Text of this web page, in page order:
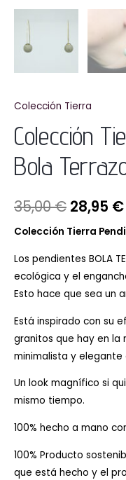
Colección Tierra
Colección
Bola
35,00€ 28,95 €
Colección Tierra
Los pendientes BOLA
ecológica y el
Esto hace que sea un
Está inspirado con su
granitos que hay en la
minimalista y elegante
Un look magnífico si
mismo tiempo.
100% hecho a mano
100% Producto
que está hecho y el